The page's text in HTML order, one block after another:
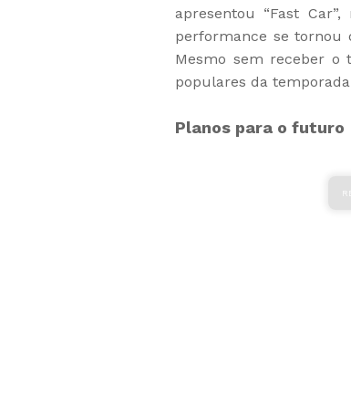
apresentou “Fast
performance se tornou
Mesmo sem receber o
populares da
Planos para o futuro